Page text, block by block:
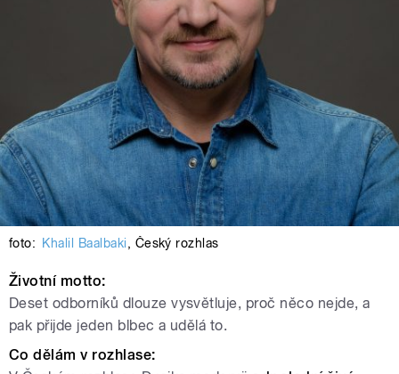
foto: Khalil Baalbaki, Český rozhlas
Životní motto:
Deset odborníků dlouze vysvětluje, proč něco nejde, a
pak přijde jeden blbec a udělá to.
Co dělám v rozhlase: